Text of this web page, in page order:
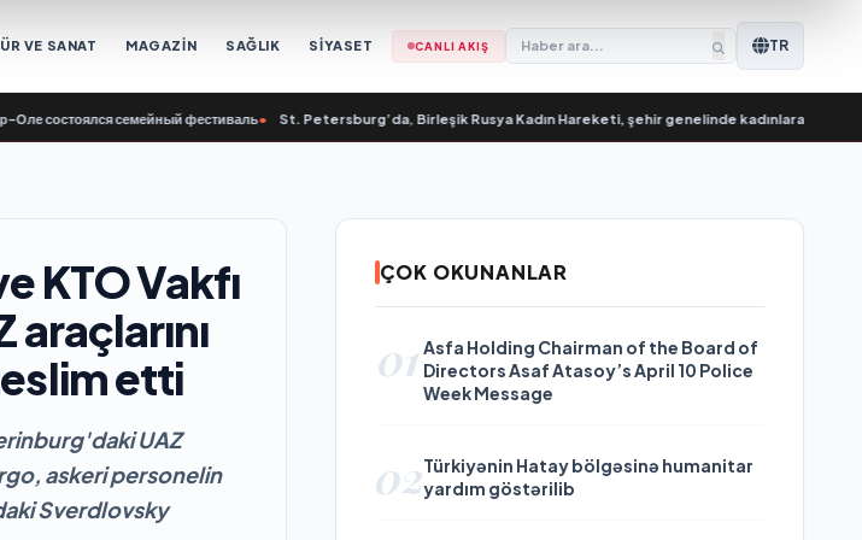
VE SANAT MAGAZİN SAĞLIK SİYASET CANLI AKIŞ TR
семейный фестиваль• St. Petersburg’da, Birleşik Rusya Kadın Hareketi, şehir genelinde kadınlara yönelik
KTO Vakfı
etti
UAZ
askeri personelin
Sverdlovsky
ÇOK OKUNANLAR
01 Asfa Holding Chairman of the Board of
Directors Asaf Atasoy’s April 10 Police
Week Message
02Türkiyənin Hatay bölgəsinə humanitar
yardım göstərilib